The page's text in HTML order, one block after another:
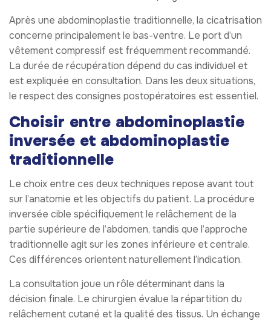
Après une abdominoplastie traditionnelle, la cicatrisation
concerne principalement le bas-ventre. Le port d’un
vêtement compressif est fréquemment recommandé.
La durée de récupération dépend du cas individuel et
est expliquée en consultation. Dans les deux situations,
le respect des consignes postopératoires est essentiel.
Choisir entre abdominoplastie
inversée et abdominoplastie
traditionnelle
Le choix entre ces deux techniques repose avant tout
sur l’anatomie et les objectifs du patient. La procédure
inversée cible spécifiquement le relâchement de la
partie supérieure de l’abdomen, tandis que l’approche
traditionnelle agit sur les zones inférieure et centrale.
Ces différences orientent naturellement l’indication.
La consultation joue un rôle déterminant dans la
décision finale. Le chirurgien évalue la répartition du
relâchement cutané et la qualité des tissus. Un échange